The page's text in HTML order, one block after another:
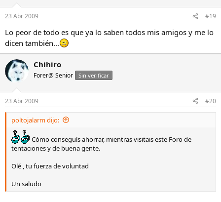
23 Abr 2009 #19
Lo peor de todo es que ya lo saben todos mis amigos y me lo
dicen también...
Chihiro
Forer@ Senior Sin verificar
23 Abr 2009 #20
poltojalarm dijo:
Cómo conseguís ahorrar, mientras visitais este Foro de
tentaciones y de buena gente.
Olé , tu fuerza de voluntad
Un saludo